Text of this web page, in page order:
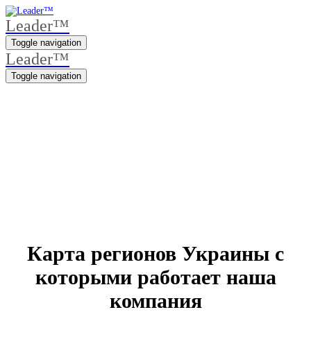
Leader™
Toggle navigation
Leader™
Toggle navigation
Карта регионов Украины с
которыми работает наша
компания